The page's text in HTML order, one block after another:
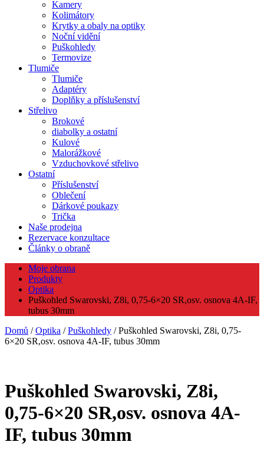
Kamery
Kolimátory
Krytky a obaly na optiky
Noční vidění
Puškohledy
Termovize
Tlumiče
Tlumiče
Adaptéry
Doplňky a příslušenství
Střelivo
Brokové
diabolky a ostatní
Kulové
Malorážkové
Vzduchovkové střelivo
Ostatní
Příslušenství
Oblečení
Dárkové poukazy
Trička
Naše prodejna
Rezervace konzultace
Články o obraně
Moje obrana
Produkty
Optika
Puškohled Swarovski, Z8i, 0,75-6×20 SR,osv. osnova 4A-IF,
tubus 30mm
Domů /Optika /Puškohledy / Puškohled Swarovski, Z8i, 0,75-
6×20 SR,osv. osnova 4A-IF, tubus 30mm
Puškohled Swarovski, Z8i,
0,75-6×20 SR,osv. osnova 4A-
IF, tubus 30mm